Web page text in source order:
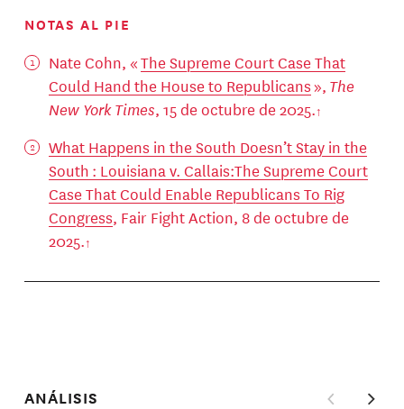
NOTAS AL PIE
Nate Cohn, «The Supreme Court Case That
Could Hand the House to Republicans», The
New York Times, 15 de octubre de 2025.
What Happens in the South Doesn’t Stay in the
South : Louisiana v. Callais:The Supreme Court
Case That Could Enable Republicans To Rig
Congress, Fair Fight Action, 8 de octubre de
2025.
ANÁLISIS